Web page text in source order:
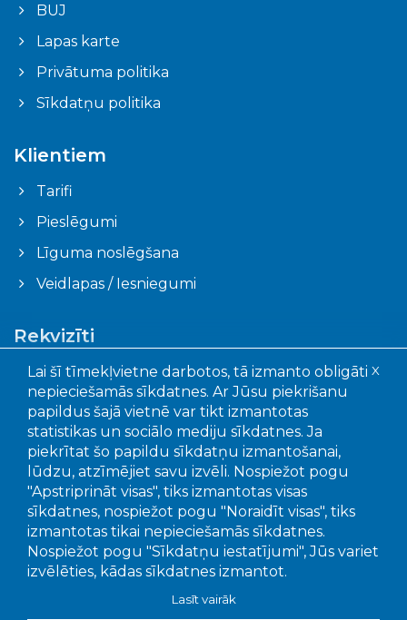
BUJ
Lapas karte
Privātuma politika
Sīkdatņu politika
Klientiem
Tarifi
Pieslēgumi
Līguma noslēgšana
Veidlapas / Iesniegumi
Rekvizīti
Ogres novada pašvaldības aģentūra "Ogres
komunikācijas"
Faktiskā adrese: Akmeņu iela 43, Ogre, LV – 5001
Juridiskā adrese: Mālkalnes pr. 3, Ogre, LV- 5001
Reģistrācijas Nr.: 90010402651
Bankas un kontu numuri:
SEB banka, LV15UNLA0050022655707
Swedbanka, LV56HABA0551039295649
Citadele banka LV92PARX0016381020001
X
Lai šī tīmekļvietne darbotos, tā izmanto obligāti
nepieciešamās sīkdatnes. Ar Jūsu piekrišanu
papildus šajā vietnē var tikt izmantotas
statistikas un sociālo mediju sīkdatnes. Ja
piekrītat šo papildu sīkdatņu izmantošanai,
lūdzu, atzīmējiet savu izvēli. Nospiežot pogu
"Apstriprināt visas", tiks izmantotas visas
sīkdatnes, nospiežot pogu "Noraidīt visas", tiks
izmantotas tikai nepieciešamās sīkdatnes.
Nospiežot pogu "Sīkdatņu iestatījumi", Jūs variet
izvēlēties, kādas sīkdatnes izmantot.
Lasīt vairāk